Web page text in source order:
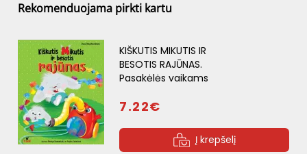
Rekomenduojama pirkti kartu
KIŠKUTIS MIKUTIS IR
BESOTIS RAJŪNAS.
Pasakėlės vaikams
7.22€
Į krepšelį